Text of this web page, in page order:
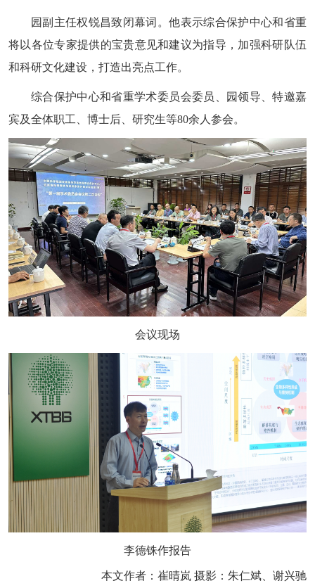
园副主任权锐昌致闭幕词。他表示综合保护中心和省重
将以各位专家提供的宝贵意见和建议为指导，加强科研队伍
和科研文化建设，打造出亮点工作。
综合保护中心和省重学术委员会委员、园领导、特邀嘉
宾及全体职工、博士后、研究生等80余人参会。
会议现场
李德铢作报告
本文作者：崔晴岚 摄影：朱仁斌、谢兴驰